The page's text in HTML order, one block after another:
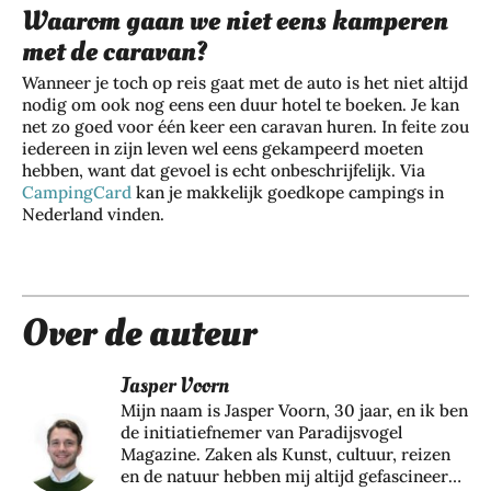
Waarom gaan we niet eens kamperen
met de caravan?
Wanneer je toch op reis gaat met de auto is het niet altijd
nodig om ook nog eens een duur hotel te boeken. Je kan
net zo goed voor één keer een caravan huren. In feite zou
iedereen in zijn leven wel eens gekampeerd moeten
hebben, want dat gevoel is echt onbeschrijfelijk. Via
CampingCard kan je makkelijk goedkope campings in
Nederland vinden.
Over de auteur
Jasper Voorn
Mijn naam is Jasper Voorn, 30 jaar, en ik ben
de initiatiefnemer van Paradijsvogel
Magazine. Zaken als Kunst, cultuur, reizen
en de natuur hebben mij altijd gefascineerd.